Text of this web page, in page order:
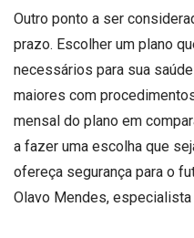
Outro ponto a ser
prazo. Escolher um plano
necessários para sua
maiores com
mensal do plano em
a fazer uma escolha que
ofereça segurança para o
Olavo Mendes,